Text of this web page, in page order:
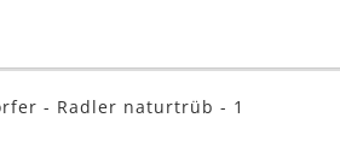
- Radler naturtrüb - 1